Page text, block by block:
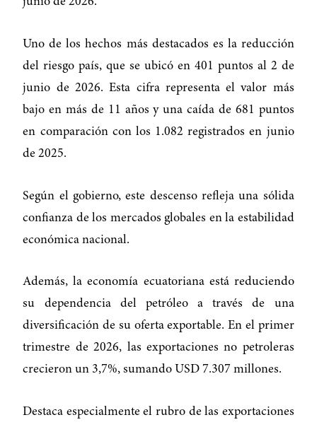
Uno de los hechos más destacados es la reducción
del riesgo país, que se ubicó en 401 puntos al 2 de
junio de 2026. Esta cifra representa el valor más
bajo en más de 11 años y una caída de 681 puntos
en comparación con los 1.082 registrados en junio
de 2025.
Según el gobierno, este descenso refleja una sólida
confianza de los mercados globales en la estabilidad
económica nacional.
Además, la economía ecuatoriana está reduciendo
su dependencia del petróleo a través de una
diversificación de su oferta exportable. En el primer
trimestre de 2026, las exportaciones no petroleras
crecieron un 3,7%, sumando USD 7.307 millones.
Destaca especialmente el rubro de las exportaciones